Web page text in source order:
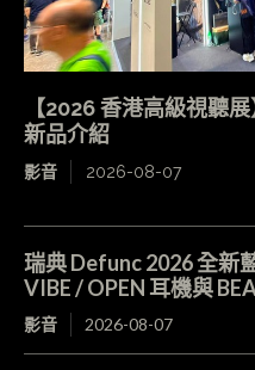
【2026 香港高級視聽
新品介紹
影音 2026-08-07
瑞典 Defunc 2026 全
VIBE / OPEN 耳機與
影音 2026-08-07